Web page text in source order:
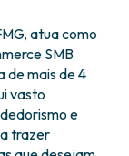
atua como
SMB
de mais de 4
vasto
e
trazer